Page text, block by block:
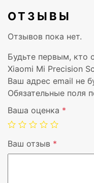
ОТЗЫВЫ
Отзывов пока нет.
Будьте первым, кто
Xiaomi Mi Precision
Ваш адрес email не
Обязательные поля
Ваша оценка *
Ваш отзыв *